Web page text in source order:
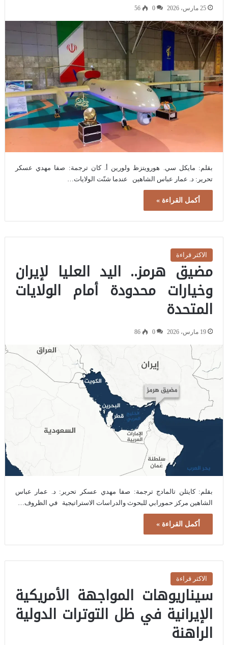
25 مارس، 2026 0
56
بقلم: مايكل سي. هورويتزظ ولورين أ. كان ترجمة: صفا مهدي عسكر
تحرير: د. عمار عباس الشاهين عندما شنّت الولايات…
أكمل القراءة »
الاكثر قراءة
مضيق هرمز.. اليد العليا لإيران
وخيارات محدودة أمام الولايات
المتحدة
19 مارس، 2026 0
86
بقلم: كايتلن تالمادج ترجمة: صفا مهدي عسكر تحرير: د. عمار عباس
الشاهين مركز حمورابي للبحوث والدراسات الاستراتيجية في الظروف…
أكمل القراءة »
الاكثر قراءة
سيناريوهات المواجهة الأمريكية
الإيرانية في ظل التوترات الدولية
الراهنة